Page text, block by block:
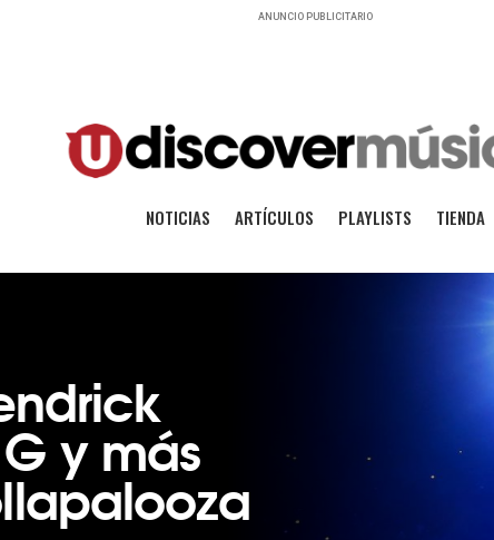
ANUNCIO PUBLICITARIO
NOTICIAS ARTÍCULOS PLAYLISTS TIENDA
y más